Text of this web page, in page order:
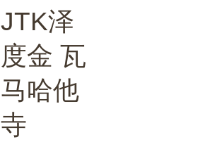
JTK泽
度金 瓦
马哈他
寺